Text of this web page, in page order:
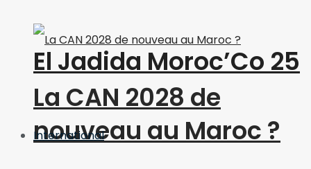
La CAN 2028 de
nouveau au Maroc ?
El Jadida Moroc’Co 25
International